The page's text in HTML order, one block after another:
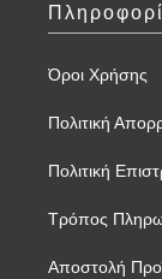
Όροι Χρήσης
Πολιτική
Πολιτική
Τρόπος
Αποστολή